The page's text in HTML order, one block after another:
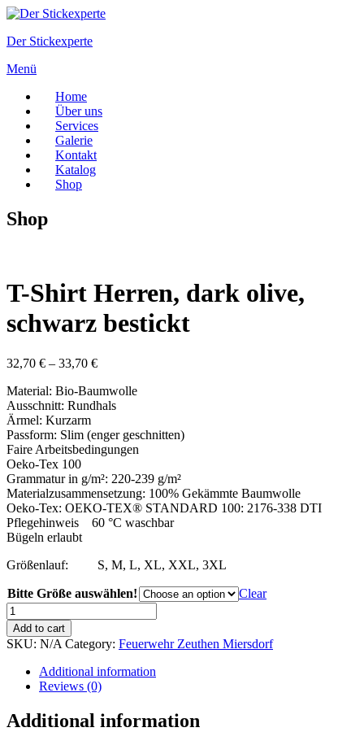
Zum
springen
Der Stickexperte
Menü
Home
Über uns
Services
Galerie
Kontakt
Katalog
Shop
Shop
T-Shirt Herren, dark olive,
schwarz bestickt
32,70 € – 33,70 €
Material: Bio-Baumwolle
Ausschnitt: Rundhals
Ärmel: Kurzarm
Passform: Slim (enger geschnitten)
Faire Arbeitsbedingungen
Oeko-Tex 100
Grammatur in g/m²: 220-239 g/m²
Materialzusammensetzung: 100% Gekämmte Baumwolle
Oeko-Tex: OEKO-TEX® STANDARD 100: 2176-338 DTI
Pflegehinweis 60 °C waschbar
Bügeln erlaubt
Größenlauf: S, M, L, XL, XXL, 3XL
Bitte Größe auswählen!
Clear
T-
Shirt
Herren,
dark
olive,
schwarz
bestickt
quantity
Add to cart
SKU: N/A Category: Feuerwehr Zeuthen Miersdorf
Additional information
Reviews (0)
Additional information